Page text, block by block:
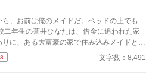
ら、お前は俺のメイドだ。ベッドの上でも
りに、ある大富豪の家で住み込みメイドとし
とに。 そこは、まるでおとぎ話に出てきそ
洋館。 でも、そこで待っていたのは、同
文字数：8,491